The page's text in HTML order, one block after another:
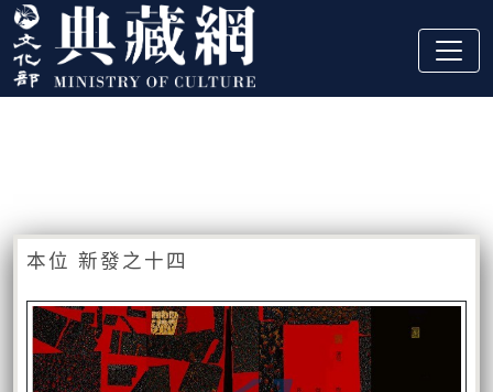
跳到主要內容
:::
本位 新發之十四